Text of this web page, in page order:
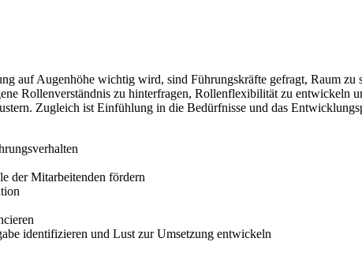
auf Augenhöhe wichtig wird, sind Führungskräfte gefragt, Raum
Rollenverständnis zu hinterfragen, Rollenflexibilität zu entwickeln
Zugleich ist Einfühlung in die Bedürfnisse und das
der Mitarbeitenden fördern
identifizieren und Lust zur Umsetzung entwickeln